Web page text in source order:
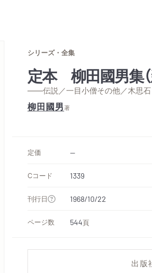
シリーズ・全集
定本 柳田國男集
——伝説／一目小僧その他／木思石
柳田國男著
定価 --
Cコード 1339
刊行日 1968/10/22
ページ数 544頁
出版